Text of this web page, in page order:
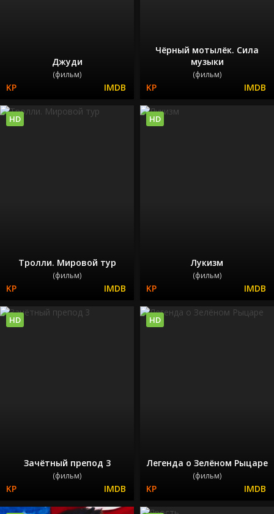
Джуди
(фильм)
Чёрный мотылёк. Сила
музыки
(фильм)
Тролли. Мировой тур
(фильм)
HD
Лукизм
(фильм)
HD
Зачётный препод 3
(фильм)
HD
Легенда о Зелёном Рыцаре
(фильм)
HD